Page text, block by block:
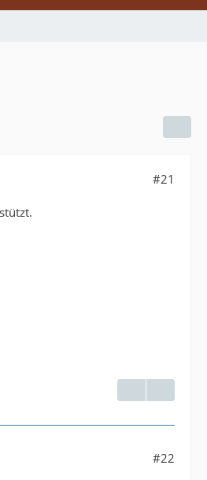
#21
#22